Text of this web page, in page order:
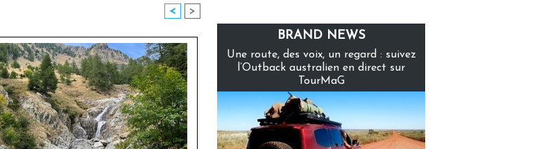
< >
BRAND NEWS
Une route, des voix, un regard : suivez
l’Outback australien en direct sur
TourMaG